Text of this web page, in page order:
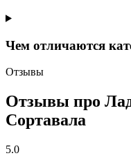
Чем отличаются
Отзывы
Отзывы про
Сортавала
5.0